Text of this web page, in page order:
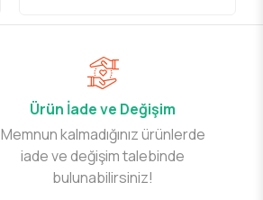
Ürün İade ve Değişim
Memnun kalmadığınız ürünlerde
iade ve değişim talebinde
bulunabilirsiniz!